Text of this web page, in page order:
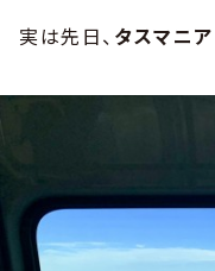
実は先日、 タスマニア